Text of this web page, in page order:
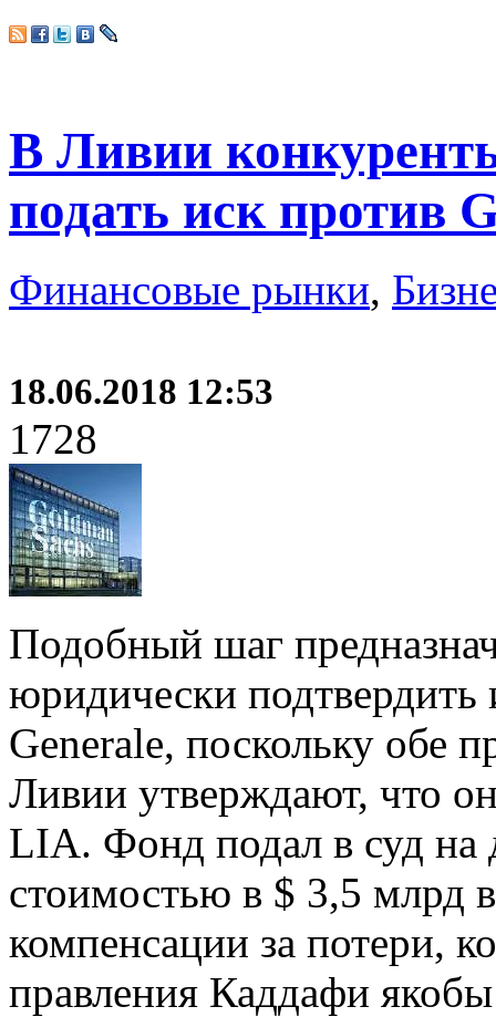
В Ливии
подать иск против
Финансовые рынки,
18.06.2018 12:53
1728
Подобный шаг
юридически
Generale, поскольку обе
Ливии утверждают, что
LIA. Фонд подал в суд на
стоимостью в $ 3,5 млрд
компенсации за потери,
правления Каддафи